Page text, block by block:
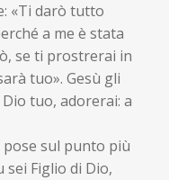
«Ti darò tutto
a me è stata
se ti prostrerai in
tuo». Gesù gli
tuo, adorerai: a
pose sul punto più
sei Figlio di Dio,